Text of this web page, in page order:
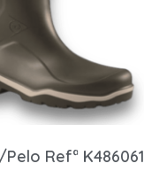
Refª K486061